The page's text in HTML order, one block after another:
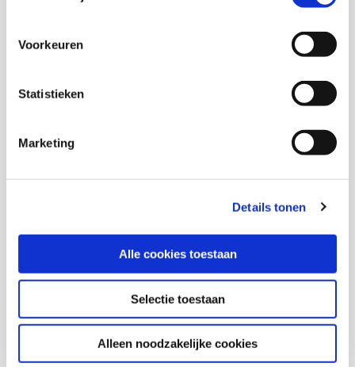
Voorkeuren
Statistieken
Marketing
Details tonen
Alle cookies toestaan
Selectie toestaan
Alleen noodzakelijke cookies
Download via www.scp.nl